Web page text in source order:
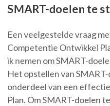
SMART-doelen te
Een veelgestelde vraag
Competentie Ontwikkel
ik nemen om SMART-
Het opstellen van
onderdeel van een
Plan. Om SMART-doelen